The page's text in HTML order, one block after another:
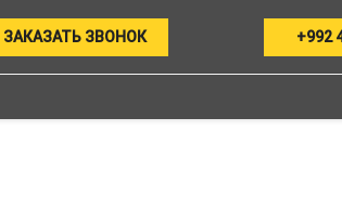
ЗАКАЗАТЬ ЗВОНОК +992